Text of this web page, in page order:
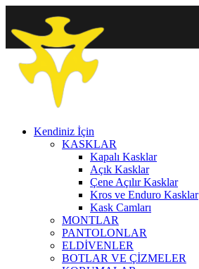
Kendiniz İçin
KASKLAR
Kapalı Kasklar
Açık Kasklar
Çene Açılır Kasklar
Kros ve Enduro Kasklar
Kask Camları
MONTLAR
PANTOLONLAR
ELDİVENLER
BOTLAR VE ÇİZMELER